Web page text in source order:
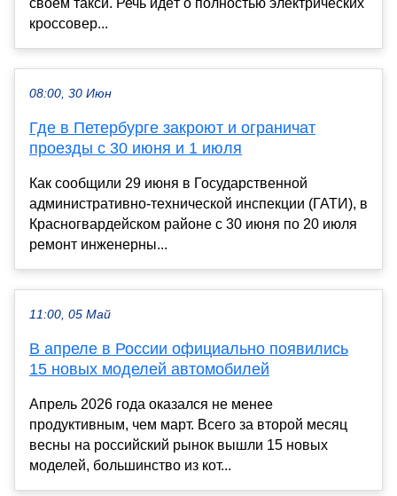
своём такси. Речь идёт о полностью электрических
кроссовер...
08:00, 30 Июн
Где в Петербурге закроют и ограничат
проезды с 30 июня и 1 июля
Как сообщили 29 июня в Государственной
административно-технической инспекции (ГАТИ), в
Красногвардейском районе с 30 июня по 20 июля
ремонт инженерны...
11:00, 05 Май
В апреле в России официально появились
15 новых моделей автомобилей
Апрель 2026 года оказался не менее
продуктивным, чем март. Всего за второй месяц
весны на российский рынок вышли 15 новых
моделей, большинство из кот...